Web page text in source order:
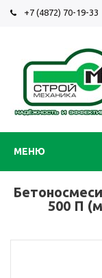
+7 (4872) 70-19-33
МЕНЮ
500 П